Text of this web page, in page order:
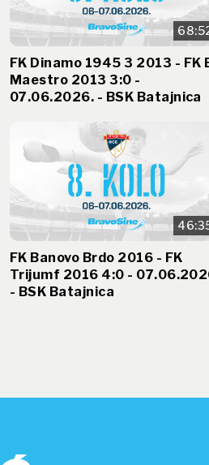
FK Dinamo 1945 3 2013 - FK
Maestro 2013 3:0 -
07.06.2026. - BSK Batajnica
FK Banovo Brdo 2016 - FK
Trijumf 2016 4:0 -
- BSK Batajnica